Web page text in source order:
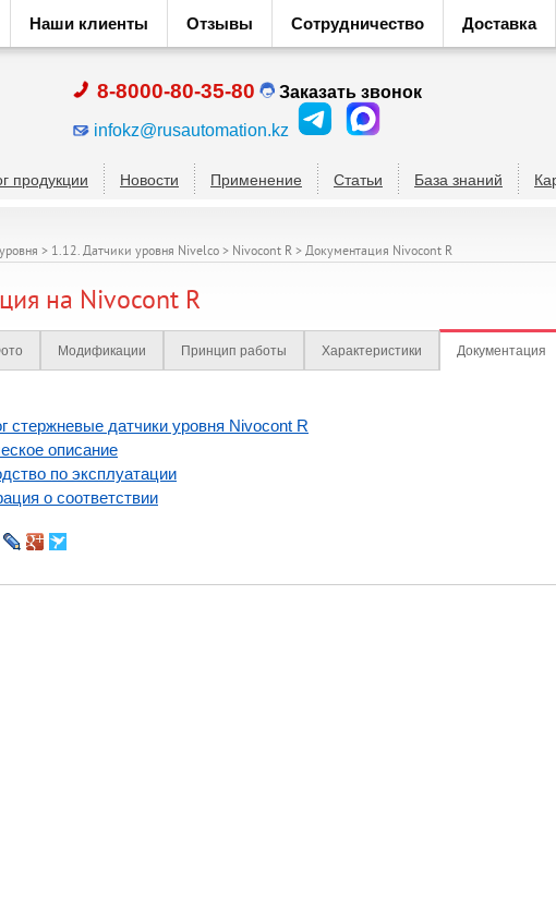
Наши клиенты Отзывы Сотрудничество Доставка
8-8000-80-35-80 Заказать звонок
infokz@rusautomation.kz
продукции Новости Применение Статьи База знаний
> 1.12. Датчики уровня Nivelco > Nivocont R > Документация Nivocont R
на Nivocont R
Модификации Принцип работы Характеристики Документация
стержневые датчики уровня Nivocont R
описание
по эксплуатации
о соответствии